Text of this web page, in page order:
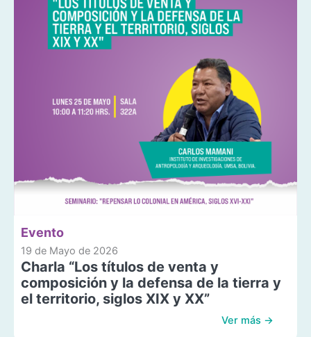
Evento
19 de Mayo de 2026
Charla “Los títulos de venta y
composición y la defensa de la tierra y
el territorio, siglos XIX y XX”
Ver más →